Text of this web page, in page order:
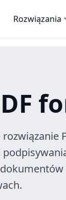
Rozwiązania